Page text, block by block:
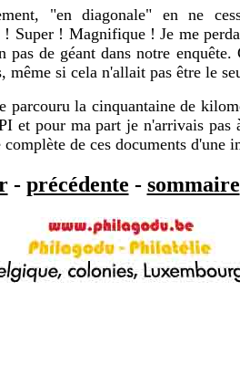
"en diagonale" en ne
Super ! Magnifique ! Je me
pas de géant dans notre
même si cela n'allait pas être le
parcouru la cinquantaine de
et pour ma part je n'arrivais pas
complète de ces documents d'une
- précédente - sommaire